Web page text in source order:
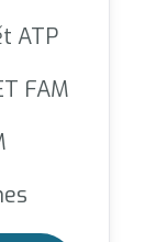
ATP
FAM